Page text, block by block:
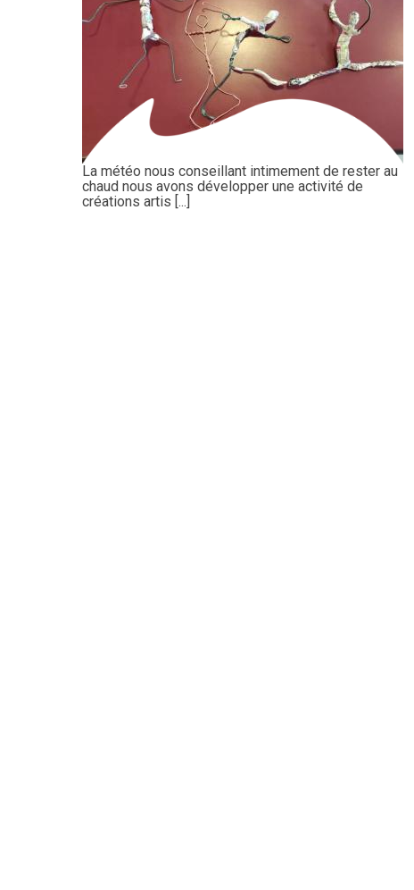
La météo nous conseillant intimement de rester au
chaud nous avons développer une activité de
créations artis [...]